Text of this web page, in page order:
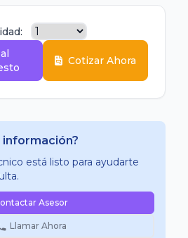
Cotizar Ahora
está listo para ayudarte
Asesor
Llamar Ahora